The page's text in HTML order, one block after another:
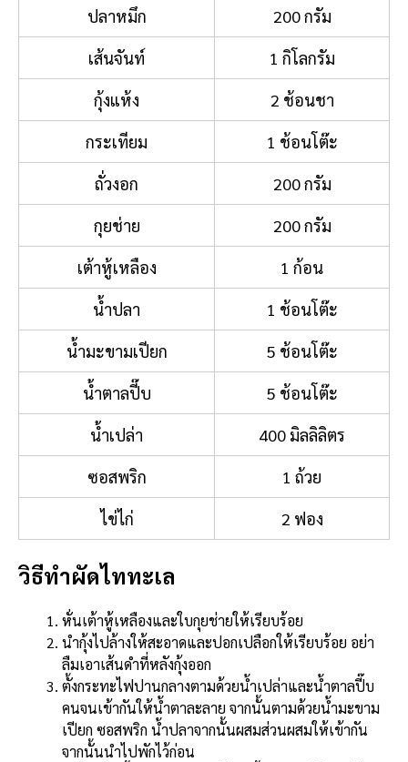
ปลาหมึก
200 กรัม
เส้นจันท์
1 กิโลกรัม
กุ้งแห้ง
2 ช้อนชา
กระเทียม
1 ช้อนโต๊ะ
ถั่วงอก
200 กรัม
กุยช่าย
200 กรัม
เต้าหู้เหลือง
1 ก้อน
น้ำปลา
1 ช้อนโต๊ะ
น้ำมะขามเปียก
5 ช้อนโต๊ะ
น้ำตาลปี๊บ
5 ช้อนโต๊ะ
น้ำเปล่า
400 มิลลิลิตร
ซอสพริก
1 ถ้วย
ไข่ไก่
2 ฟอง
วิธีทำผัดไททะเล
หั่นเต้าหู้เหลืองและใบกุยช่ายให้เรียบร้อย
นำกุ้งไปล้างให้สะอาดและปอกเปลือกให้เรียบร้อย อย่า
ลืมเอาเส้นดำที่หลังกุ้งออก
ตั้งกระทะไฟปานกลางตามด้วยน้ำเปล่าและน้ำตาลปี๊บ
คนจนเข้ากันให้น้ำตาละลาย จากนั้นตามด้วยน้ำมะขาม
เปียก ซอสพริก น้ำปลาจากนั้นผสมส่วนผสมให้เข้ากัน
จากนั้นนำไปพักไว้ก่อน